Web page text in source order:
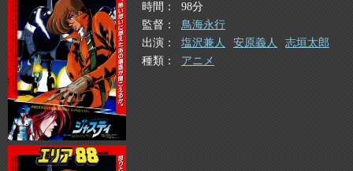
時間
98分
監督
鳥海永行
出演
塩沢兼人 安原義人
志垣太郎
種類
アニメ